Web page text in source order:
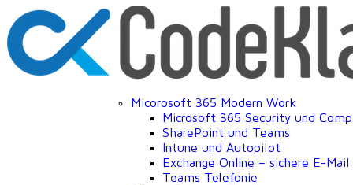
Micorosoft 365 Modern Work
Microsoft 365 Security und
SharePoint und Teams
Intune und Autopilot
Exchange Online – sichere E-
Teams Telefonie